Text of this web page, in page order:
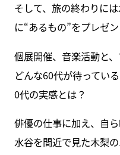
そして、旅の終わりに
に“あるもの”をプレゼン
個展開催、音楽活動と
どんな60代が待ってい
0代の実感とは？
俳優の仕事に加え、自
水谷を間近で見た木梨